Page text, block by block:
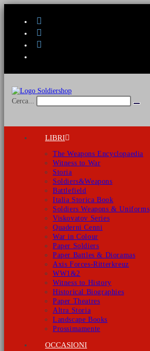
Cerca...
Invia
LIBRI
The Weapons Encyclopaedia
Witness to War
Storia
Soldiers&Weapons
Battlefield
Italia Storica Book
Soldiers Weapons & Uniforms
Viskovatov Series
Quaderni Cenni
War in Colour
Paper Soldiers
Paper Battles & Dioramas
Axis Forces-Ritterkreuz
WW1&2
Witness to History
Historical Biographies
Paper Theatres
Altra Storia
Landscape Books
Prossimamente
OCCASIONI